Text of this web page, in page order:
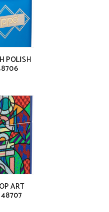
POLISH
ART
48707